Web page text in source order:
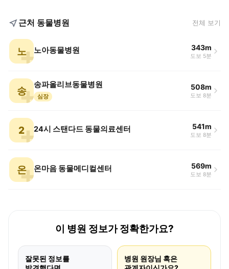
근처 동물병원 전체 보기
노 노아동물병원 343m
도보 5분
송
송파올리브동물병원
심장
508m
도보 8분
2 24시 스탠다드 동물의료센터 541m
도보 8분
온 온마음 동물메디컬센터 569m
도보 8분
이 병원 정보가 정확한가요?
잘못된 정보를
병원 원장님 혹은